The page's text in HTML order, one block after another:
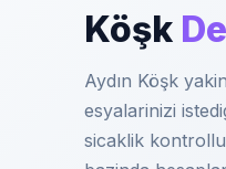
Köşk
Aydın Köşk
esyalarinizi
sicaklik